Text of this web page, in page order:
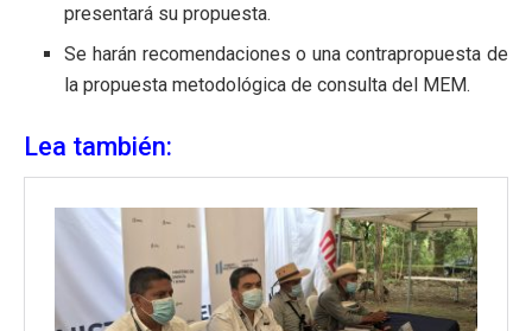
presentará su propuesta.
Se harán recomendaciones o una contrapropuesta de
la propuesta metodológica de consulta del MEM.
Lea también: